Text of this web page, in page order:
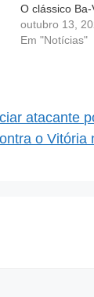
O clássico
Vitória, é
emoção e
outubro 13,
Em "Notícias"
atacante
o